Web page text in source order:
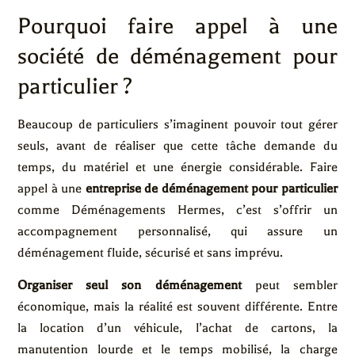
Pourquoi faire appel à une
société de déménagement pour
particulier ?
Beaucoup de particuliers s’imaginent pouvoir tout gérer
seuls, avant de réaliser que cette tâche demande du
temps, du matériel et une énergie considérable. Faire
appel à une entreprise de déménagement pour particulier
comme Déménagements Hermes, c’est s’offrir un
accompagnement personnalisé, qui assure un
déménagement fluide, sécurisé et sans imprévu.
Organiser seul son déménagementpeut sembler
économique, mais la réalité est souvent différente. Entre
la location d’un véhicule, l’achat de cartons, la
manutention lourde et le temps mobilisé, la charge